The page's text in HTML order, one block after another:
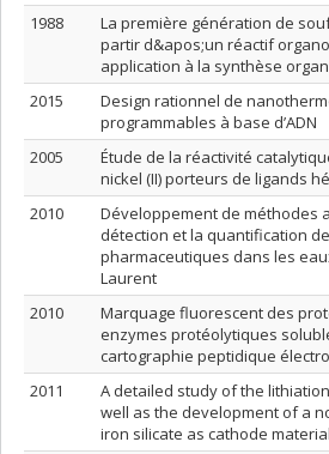
1988
La première génération de
partir d&apos;un réactif
application à la synthèse
2015
Design rationnel de
programmables à base d’ADN
2005
Étude de la réactivité
nickel (II) porteurs de ligands
2010
Développement de méthodes
détection et la quantification
pharmaceutiques dans les
Laurent
2010
Marquage fluorescent des
enzymes protéolytiques
cartographie peptidique
2011
A detailed study of the
well as the development of a
iron silicate as cathode